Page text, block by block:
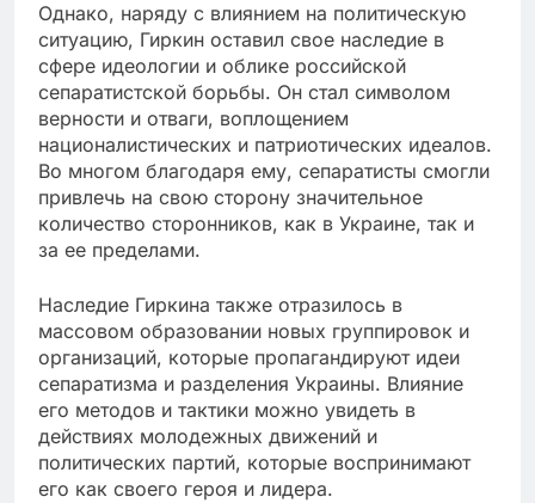
Однако, наряду с влиянием на политическую
ситуацию, Гиркин оставил свое наследие в
сфере идеологии и облике российской
сепаратистской борьбы. Он стал символом
верности и отваги, воплощением
националистических и патриотических идеалов.
Во многом благодаря ему, сепаратисты смогли
привлечь на свою сторону значительное
количество сторонников, как в Украине, так и
за ее пределами.
Наследие Гиркина также отразилось в
массовом образовании новых группировок и
организаций, которые пропагандируют идеи
сепаратизма и разделения Украины. Влияние
его методов и тактики можно увидеть в
действиях молодежных движений и
политических партий, которые воспринимают
его как своего героя и лидера.